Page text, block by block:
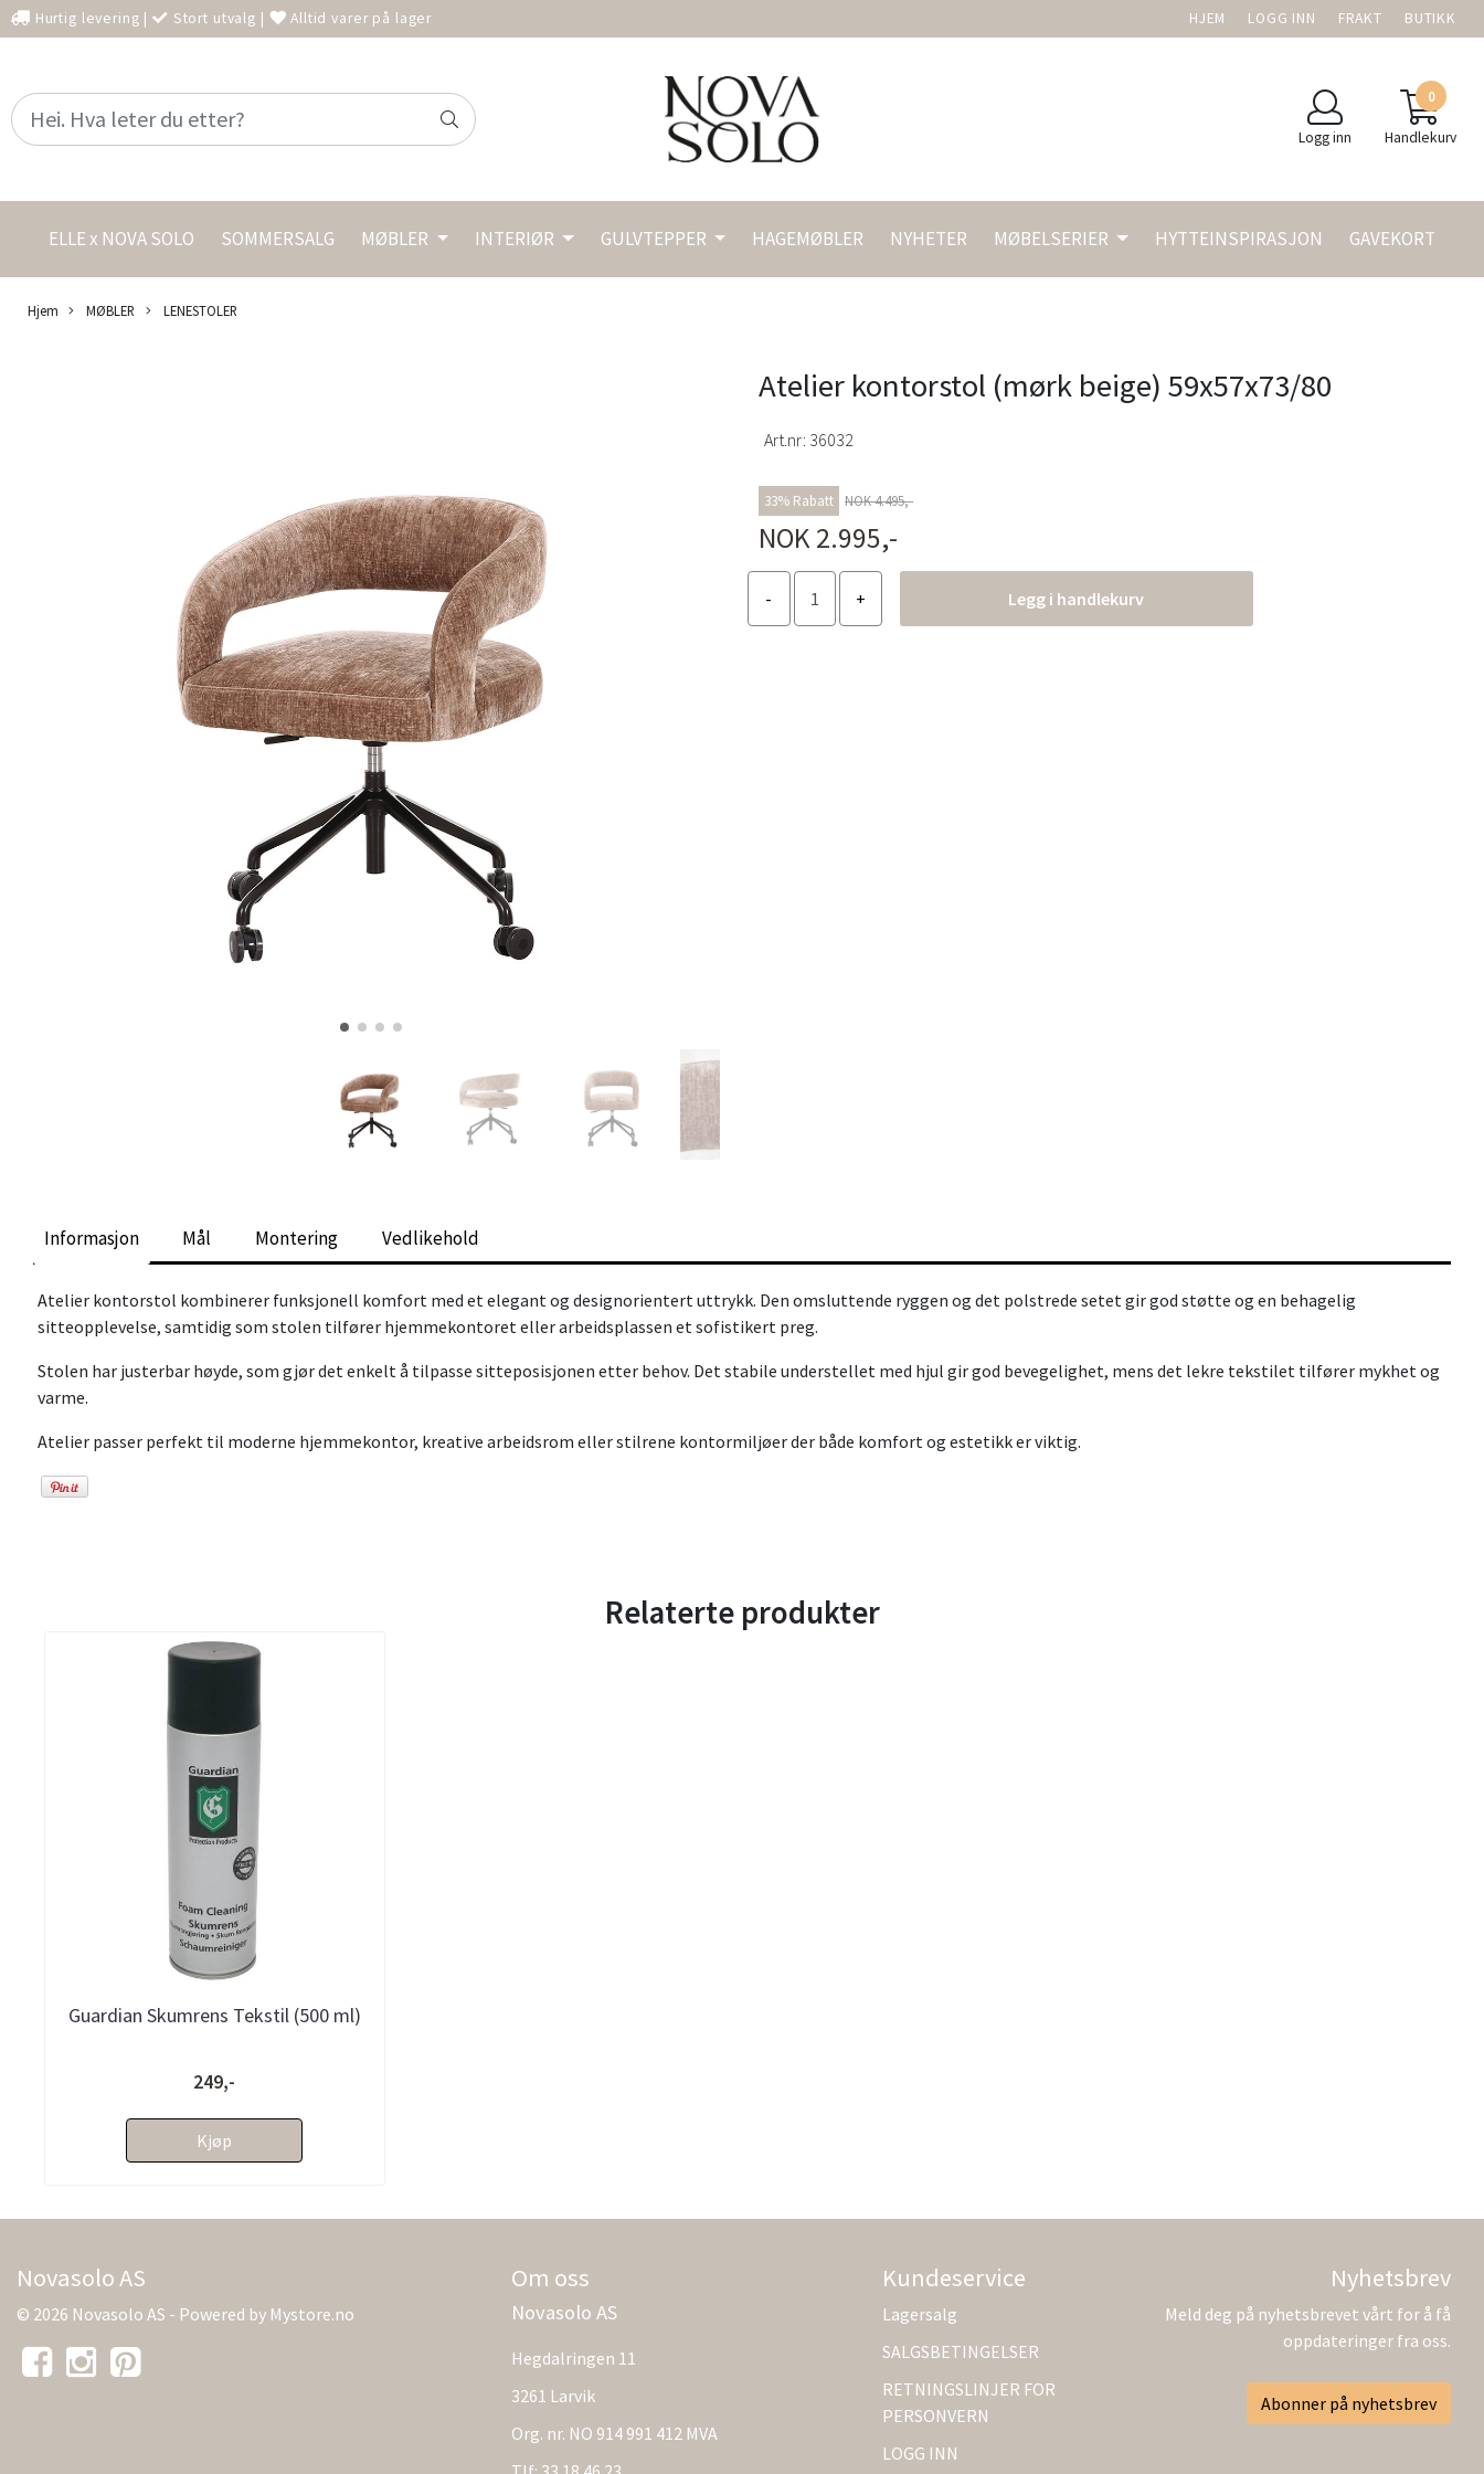
Hurtig levering | Stort utvalg | Alltid varer på lager HJEM LOGG INN FRAKT BUTIKK
Logg inn
0
Handlekurv
ELLE x NOVA SOLO SOMMERSALG MØBLER INTERIØR GULVTEPPER HAGEMØBLER NYHETER MØBELSERIER HYTTEINSPIRASJON GAVEKORT
Hjem MØBLER LENESTOLER
Atelier kontorstol (mørk beige) 59x57x73/80
Art.nr: 36032
33% Rabatt NOK 4.495,-
NOK 2.995,-
Legg i handlekurv
Informasjon Mål Montering Vedlikehold
Atelier kontorstol kombinerer funksjonell komfort med et elegant og designorientert uttrykk. Den omsluttende ryggen og det polstrede setet gir god støtte og en behagelig
sitteopplevelse, samtidig som stolen tilfører hjemmekontoret eller arbeidsplassen et sofistikert preg.
Stolen har justerbar høyde, som gjør det enkelt å tilpasse sitteposisjonen etter behov. Det stabile understellet med hjul gir god bevegelighet, mens det lekre tekstilet tilfører mykhet og
varme.
Atelier passer perfekt til moderne hjemmekontor, kreative arbeidsrom eller stilrene kontormiljøer der både komfort og estetikk er viktig.
Relaterte produkter
Guardian Skumrens Tekstil (500 ml)
249,-
Kjøp
Novasolo AS
© 2026 Novasolo AS - Powered by Mystore.no
Om oss
Novasolo AS
Hegdalringen 11
3261 Larvik
Org. nr. NO 914 991 412 MVA
Kundeservice
Lagersalg
SALGSBETINGELSER
RETNINGSLINJER FOR
PERSONVERN
LOGG INN
Nyhetsbrev
Meld deg på nyhetsbrevet vårt for å få
oppdateringer fra oss.
Abonner på nyhetsbrev